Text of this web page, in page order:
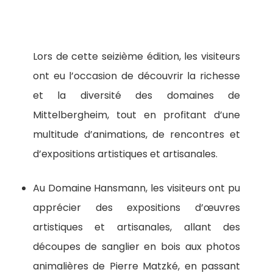
Lors de cette seizième édition, les visiteurs
ont eu l’occasion de découvrir la richesse
et la diversité des domaines de
Mittelbergheim, tout en profitant d’une
multitude d’animations, de rencontres et
d’expositions artistiques et artisanales.
Au Domaine Hansmann, les visiteurs ont pu
apprécier des expositions d’œuvres
artistiques et artisanales, allant des
découpes de sanglier en bois aux photos
animalières de Pierre Matzké, en passant